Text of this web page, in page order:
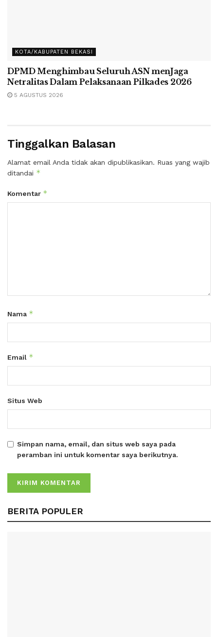
KOTA/KABUPATEN BEKASI
DPMD Menghimbau Seluruh ASN menJaga
Netralitas Dalam Pelaksanaan Pilkades 2026
5 AGUSTUS 2026
Tinggalkan Balasan
Alamat email Anda tidak akan dipublikasikan. Ruas yang wajib
ditandai *
Komentar *
Nama *
Email *
Situs Web
Simpan nama, email, dan situs web saya pada
peramban ini untuk komentar saya berikutnya.
BERITA POPULER